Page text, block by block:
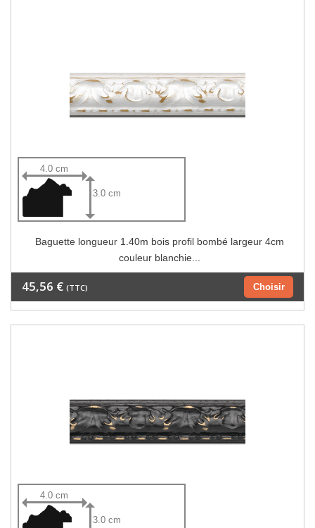
4.0 cm
3.0 cm
Baguette longueur 1.40m bois profil bombé largeur 4cm
couleur blanchie...
Choisir
45,56 € (TTC)
4.0 cm
3.0 cm